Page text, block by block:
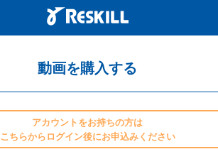
動画を購入する
アカウントをお持ちの方は
こちらからログイン後にお申込みください